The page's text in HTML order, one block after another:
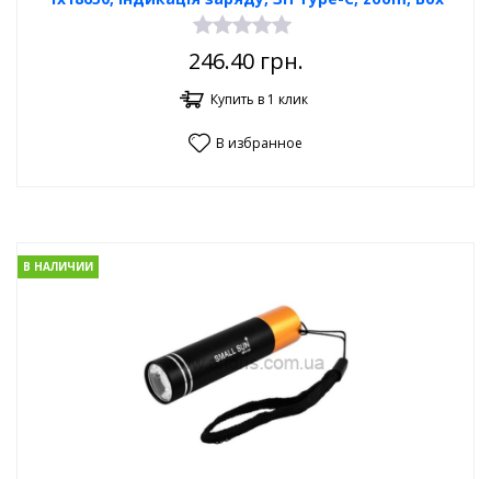
246.40грн.
Купить в 1 клик
В избранное
В НАЛИЧИИ